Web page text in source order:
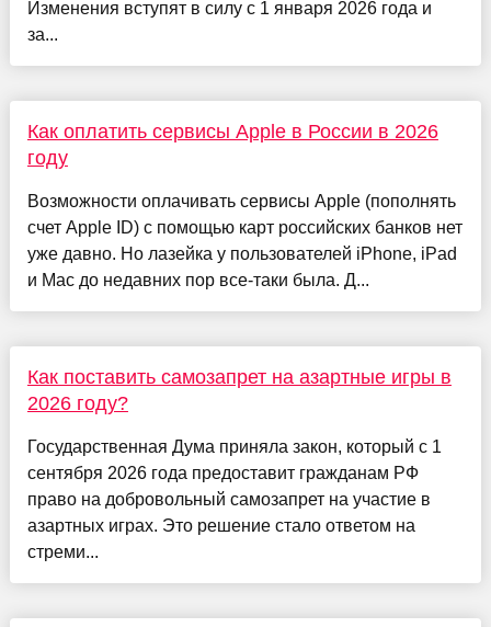
Изменения вступят в силу с 1 января 2026 года и
за...
Как оплатить сервисы Apple в России в 2026
году
Возможности оплачивать сервисы Apple (пополнять
счет Apple ID) с помощью карт российских банков нет
уже давно. Но лазейка у пользователей iPhone, iPad
и Mac до недавних пор все-таки была. Д...
Как поставить самозапрет на азартные игры в
2026 году?
Государственная Дума приняла закон, который с 1
сентября 2026 года предоставит гражданам РФ
право на добровольный самозапрет на участие в
азартных играх. Это решение стало ответом на
стреми...